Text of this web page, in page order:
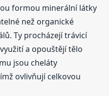
formou minerální látky
než organické
Ty procházejí trávicí
a opouštějí tělo
jsou cheláty
ovlivňují celkovou